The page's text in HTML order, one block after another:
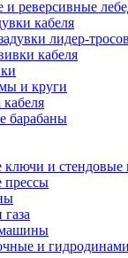
реверсивные
кабеля
лидер-тросов
кабеля
и круги
барабаны
ключи и
прессы
и